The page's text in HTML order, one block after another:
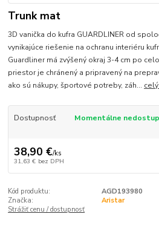
Trunk mat
3D vanička do kufra GUARDLINER od
vynikajúce riešenie na ochranu interiéru
Guardliner má zvýšený okraj 3-4 cm po
priestor je chránený a pripravený na
ako sú nákupy, športové potreby, záh...
Dostupnosť Momentálne
38,90 €/ks
31,63 € bez DPH
Kód produktu:
AGD193980
Značka:
Aristar
Strážiť cenu / dostupnosť